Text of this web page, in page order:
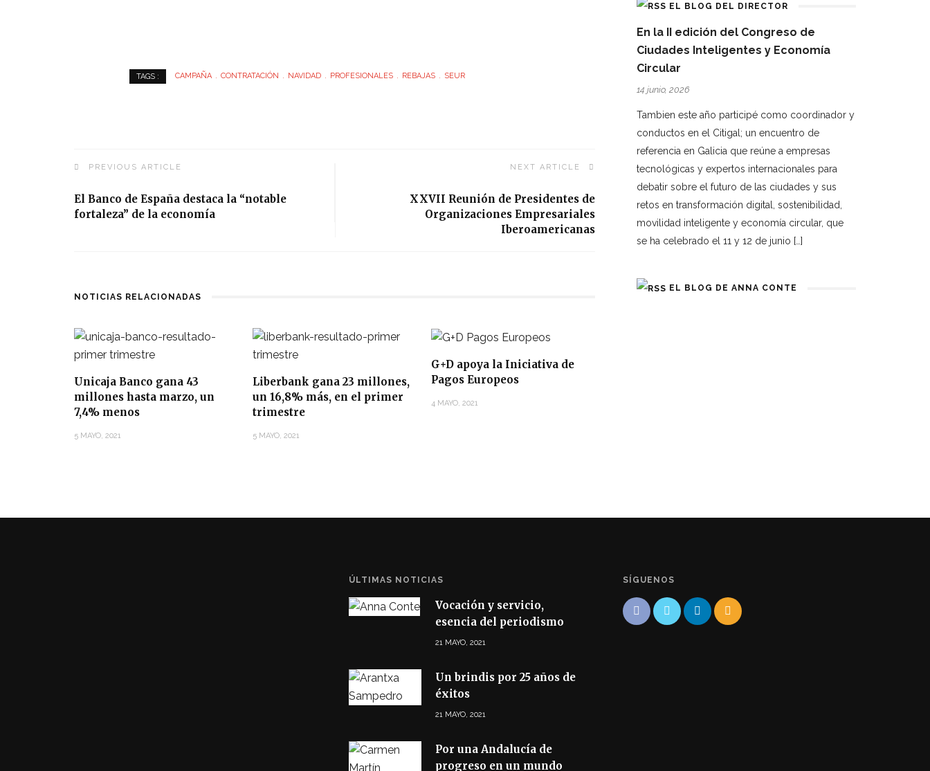
TAGS : CAMPAÑA CONTRATACIÓN NAVIDAD PROFESIONALES REBAJAS SEUR
PREVIOUS ARTICLE
El Banco de España destaca la “notable
fortaleza” de la economía
NEXT ARTICLE
XXVII Reunión de Presidentes de
Organizaciones Empresariales
Iberoamericanas
NOTICIAS RELACIONADAS
Unicaja Banco gana 43
millones hasta marzo, un
7,4% menos
5 MAYO, 2021
Liberbank gana 23 millones,
un 16,8% más, en el primer
trimestre
5 MAYO, 2021
G+D apoya la Iniciativa de
Pagos Europeos
4 MAYO, 2021
EL BLOG DEL DIRECTOR
En la II edición del Congreso de
Ciudades Inteligentes y Economía
Circular
14 junio, 2026
Tambien este año participé como coordinador y
conductos en el Citigal; un encuentro de
referencia en Galicia que reúne a empresas
tecnológicas y expertos internacionales para
debatir sobre el futuro de las ciudades y sus
retos en transformación digital, sostenibilidad,
movilidad inteligente y economía circular, que
se ha celebrado el 11 y 12 de junio […]
EL BLOG DE ANNA CONTE
ÚLTIMAS NOTICIAS
Vocación y servicio,
esencia del periodismo
21 MAYO, 2021
Un brindis por 25 años de
éxitos
21 MAYO, 2021
Por una Andalucía de
progreso en un mundo
SÍGUENOS